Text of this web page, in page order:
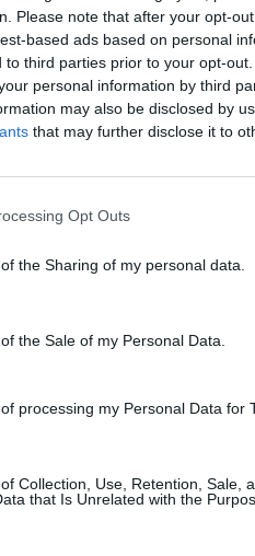
Please note that after your opt-
based ads based on personal
to third parties prior to your opt-
personal information by third
may also be disclosed by
that may further disclose it to
Opt Outs
the Sharing of my personal data.
the Sale of my Personal Data.
processing my Personal Data for
Collection, Use, Retention, Sale,
that Is Unrelated with the
ahogy azt mondja;
kiszámítható jövőt és sokkal
támogatja a modellváltást, amit